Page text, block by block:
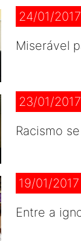
24/01/2017
Miserável
23/01/2017
Racismo
19/01/2017
Entre a